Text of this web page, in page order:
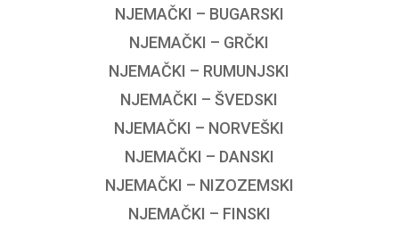
NJEMAČKI – BUGARSKI
NJEMAČKI – GRČKI
NJEMAČKI – RUMUNJSKI
NJEMAČKI – ŠVEDSKI
NJEMAČKI – NORVEŠKI
NJEMAČKI – DANSKI
NJEMAČKI – NIZOZEMSKI
NJEMAČKI – FINSKI